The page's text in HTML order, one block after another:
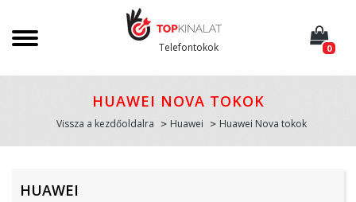
Telefontokok 0
HUAWEI NOVA TOKOK
Vissza a kezdőoldalra Huawei Huawei Nova tokok
HUAWEI